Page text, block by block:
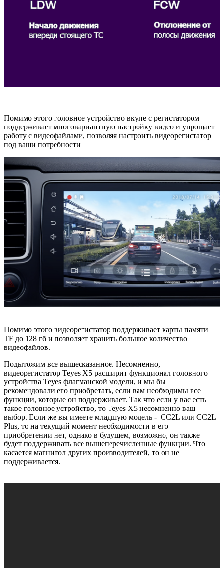
Помимо этого головное устройство вкупе с регистатором
поддерживает многовариантную настройку видео и упрощает
работу с видеофайлами, позволяя настроить видеорегистатор
под ваши потребности
Помимо этого видеорегистатор поддерживает карты памяти
TF до 128 гб и позволяет хранить большое количество
видеофайлов.
Подытожим все вышесказанное. Несомненно,
видеорегистатор Teyes X5 расширит функционал головного
устройства Teyes флагманской модели, и мы бы
рекомендовали его приобретать, если вам необходимы все
функции, которые он поддерживает. Так что если у вас есть
такое головное устройство, то Teyes X5 несомненно ваш
выбор. Если же вы имеете младшую модель - CC2L или CC2L
Plus, то на текущий момент необходимости в его
приобретении нет, однако в будущем, возможно, он также
будет поддерживать все вышеперечисленные функции. Что
касается магнитол других производителей, то он не
поддерживается.